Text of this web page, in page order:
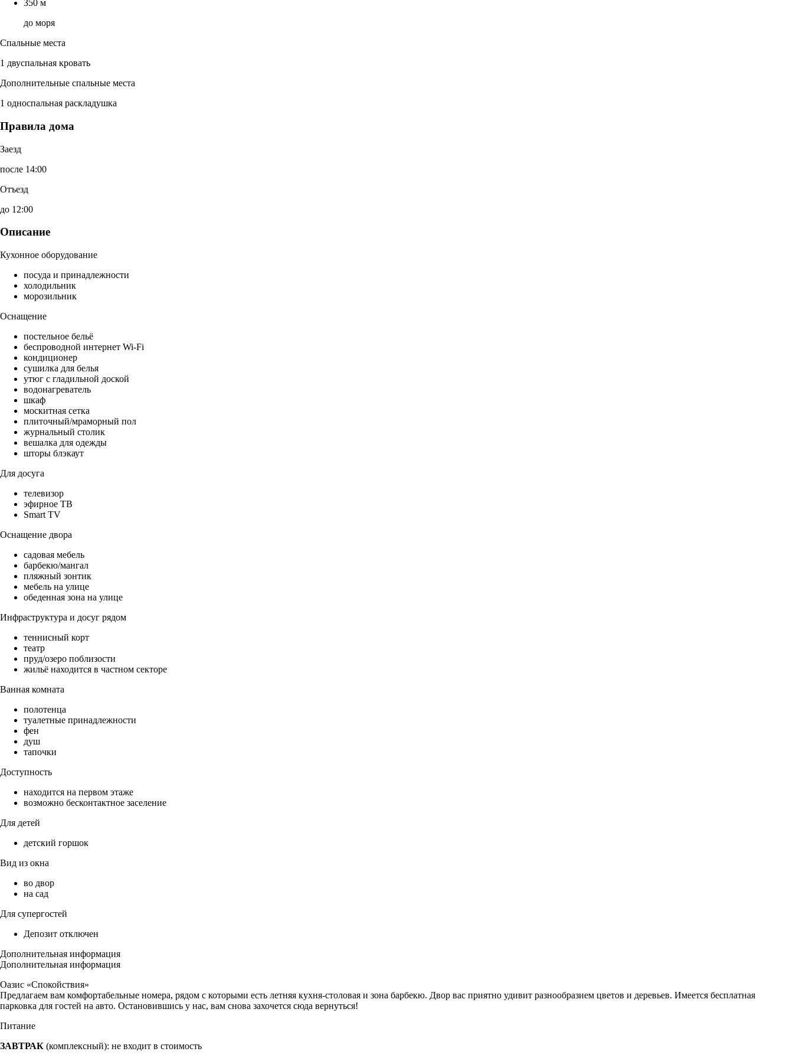
350 м
до моря
Спальные места
1 двуспальная кровать
Дополнительные спальные места
1 односпальная раскладушка
Правила дома
Заезд
после 14:00
Отъезд
до 12:00
Описание
Кухонное оборудование
посуда и принадлежности
холодильник
морозильник
Оснащение
постельное бельё
беспроводной интернет Wi-Fi
кондиционер
сушилка для белья
утюг с гладильной доской
водонагреватель
шкаф
москитная сетка
плиточный/мраморный пол
журнальный столик
вешалка для одежды
шторы блэкаут
Для досуга
телевизор
эфирное ТВ
Smart TV
Оснащение двора
садовая мебель
барбекю/мангал
пляжный зонтик
мебель на улице
обеденная зона на улице
Инфраструктура и досуг рядом
теннисный корт
театр
пруд/озеро поблизости
жильё находится в частном секторе
Ванная комната
полотенца
туалетные принадлежности
фен
душ
тапочки
Доступность
находится на первом этаже
возможно бесконтактное заселение
Для детей
детский горшок
Вид из окна
во двор
на сад
Для супергостей
Депозит отключен
Дополнительная информация
Дополнительная информация
Оазис «Спокойствия»
Предлагаем вам комфортабельные номера, рядом с которыми есть летняя кухня-столовая и зона барбекю. Двор вас приятно удивит разнообразием цветов и деревьев. Имеется бесплатная
парковка для гостей на авто. Остановившись у нас, вам снова захочется сюда вернуться!
Питание
ЗАВТРАК (комплексный): не входит в стоимость